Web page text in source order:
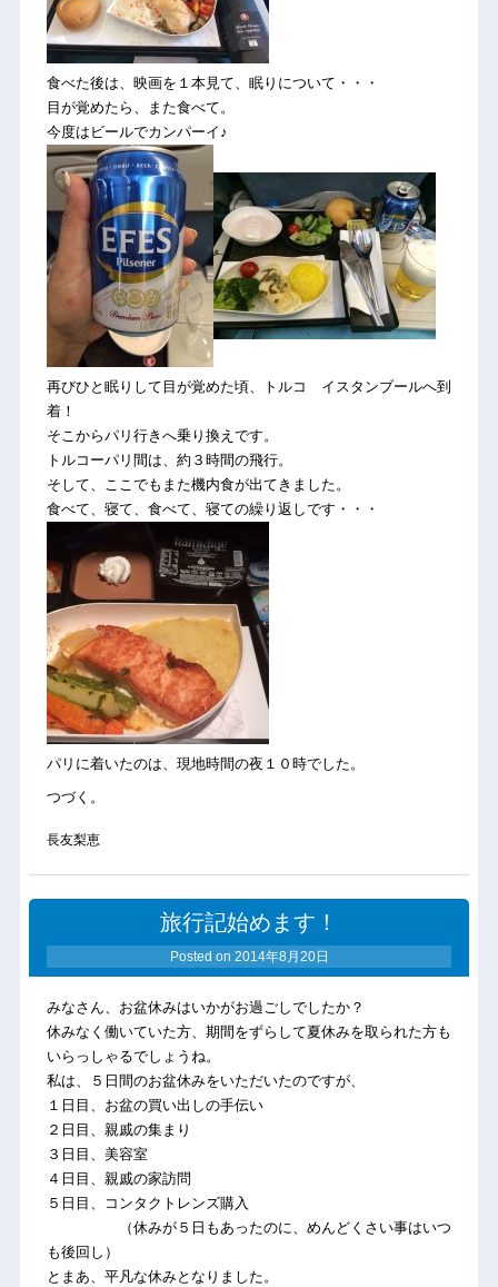
食べた後は、映画を１本見て、眠りについて・・・
目が覚めたら、また食べて。
今度はビールでカンパーイ♪
再びひと眠りして目が覚めた頃、トルコ イスタンブールへ到
着！
そこからパリ行きへ乗り換えです。
トルコーパリ間は、約３時間の飛行。
そして、ここでもまた機内食が出てきました。
食べて、寝て、食べて、寝ての繰り返しです・・・
パリに着いたのは、現地時間の夜１０時でした。
つづく。
長友梨恵
旅行記始めます！
Posted on 2014年8月20日
みなさん、お盆休みはいかがお過ごしでしたか？
休みなく働いていた方、期間をずらして夏休みを取られた方も
いらっしゃるでしょうね。
私は、５日間のお盆休みをいただいたのですが、
１日目、お盆の買い出しの手伝い
２日目、親戚の集まり
３日目、美容室
４日目、親戚の家訪問
５日目、コンタクトレンズ購入
（休みが５日もあったのに、めんどくさい事はいつ
も後回し）
とまあ、平凡な休みとなりました。